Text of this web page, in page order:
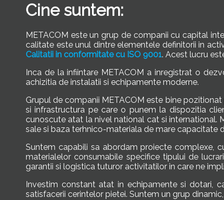
Cine suntem:
METACOM este un grup de companii cu capital
calitate este unul dintre elementele definitorii in
Calitatii in conformitate cu ISO 9001. Acest lucru
Inca de la infiintare METACOM a inregistrat o
achizitia de instalatii si echipamente moderne.
Grupul de companii METACOM este bine
si infrastructura pe care o punem la dispozitia
cunoscute atat la nivel national cat si
sale si baza terhnico-materiala de mare capacitate
Suntem capabili sa abordam proiecte complexe,
materialelor consumabile specifice tipului de
garantii si logistica tuturor activitatilor in care ne
Investim constant atat in echipamente si dotari,
satisfacerii cerintelor pietei. Suntem un grup